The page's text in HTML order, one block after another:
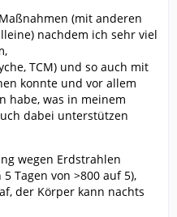
(mit anderen
nachdem ich sehr viel
TCM) und so auch mit
konnte und vor allem
habe, was in meinem
dabei unterstützen
wegen Erdstrahlen
Tagen von >800 auf 5),
der Körper kann nachts